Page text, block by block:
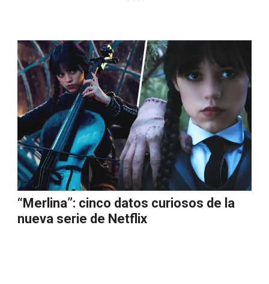
“Merlina”: cinco datos curiosos de la
nueva serie de Netflix